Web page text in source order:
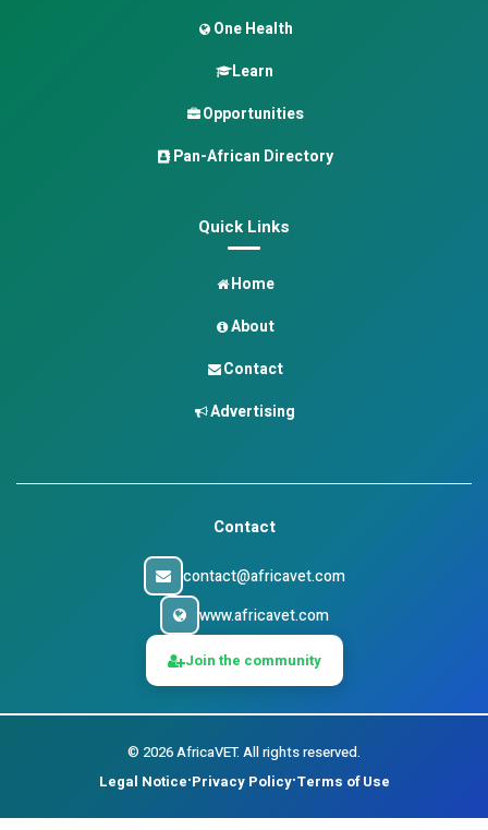
One Health
Learn
Opportunities
Pan-African Directory
Quick Links
Home
About
Contact
Advertising
Contact
contact@africavet.com
www.africavet.com
Join the community
© 2026AfricaVET. All rights reserved.
Legal Notice•Privacy Policy•Terms of Use